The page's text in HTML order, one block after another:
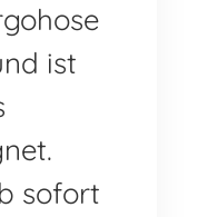
ist
sofort